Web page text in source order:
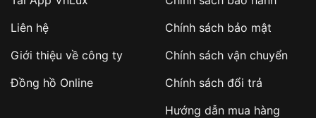
sản phẩm đặc biệt
hàng
Số tiền còn lại thanh toán khi nhận hàng hoặc
Liên hệ
Giới thiệu về công ty
Đồng hồ Online
Chính sách bảo mật
Chính sách vận chuyển
Chính sách đổi trả
Hướng dẫn mua hàng